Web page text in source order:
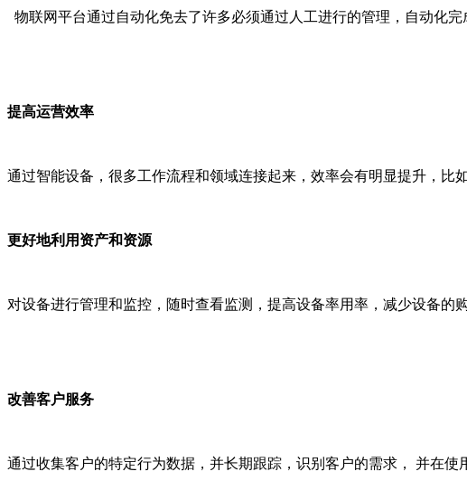
物联网平台通过自动化免去了许多必须通过人工进行的管理，自动化
提高运营效率
通过智能设备，很多工作流程和领域连接起来，效率会有明显提升，比
更好地利用资产和资源
对设备进行管理和监控，随时查看监测，提高设备率用率，减少设备的
改善客户服务
通过收集客户的特定行为数据，并长期跟踪，识别客户的需求， 并在使